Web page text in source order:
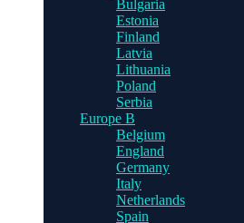
Bulgaria
Estonia
Finland
Latvia
Lithuania
Poland
Serbia
Europe B
Belgium
England
Germany
Italy
Netherlands
Spain